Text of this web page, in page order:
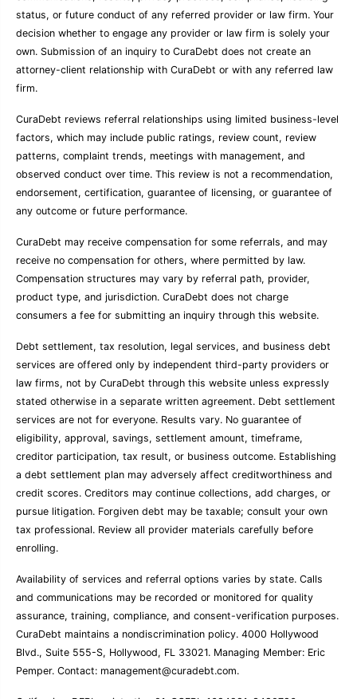
status, or future conduct of any referred provider or law firm. Your
decision whether to engage any provider or law firm is solely your
own. Submission of an inquiry to CuraDebt does not create an
attorney-client relationship with CuraDebt or with any referred law
firm.
CuraDebt reviews referral relationships using limited business-level
factors, which may include public ratings, review count, review
patterns, complaint trends, meetings with management, and
observed conduct over time. This review is not a recommendation,
endorsement, certification, guarantee of licensing, or guarantee of
any outcome or future performance.
CuraDebt may receive compensation for some referrals, and may
receive no compensation for others, where permitted by law.
Compensation structures may vary by referral path, provider,
product type, and jurisdiction. CuraDebt does not charge
consumers a fee for submitting an inquiry through this website.
Debt settlement, tax resolution, legal services, and business debt
services are offered only by independent third-party providers or
law firms, not by CuraDebt through this website unless expressly
stated otherwise in a separate written agreement. Debt settlement
services are not for everyone. Results vary. No guarantee of
eligibility, approval, savings, settlement amount, timeframe,
creditor participation, tax result, or business outcome. Establishing
a debt settlement plan may adversely affect creditworthiness and
credit scores. Creditors may continue collections, add charges, or
pursue litigation. Forgiven debt may be taxable; consult your own
tax professional. Review all provider materials carefully before
enrolling.
Availability of services and referral options varies by state. Calls
and communications may be recorded or monitored for quality
assurance, training, compliance, and consent-verification purposes.
CuraDebt maintains a nondiscrimination policy. 4000 Hollywood
Blvd., Suite 555-S, Hollywood, FL 33021. Managing Member: Eric
Pemper. Contact: management@curadebt.com.